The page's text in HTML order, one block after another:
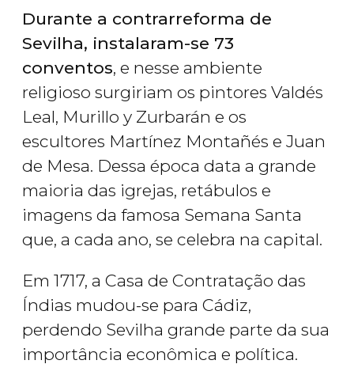
Durante a contrarreforma de
Sevilha, instalaram-se 73
conventos, e nesse ambiente
religioso surgiriam os pintores Valdés
Leal, Murillo y Zurbarán e os
escultores Martínez Montañés e Juan
de Mesa. Dessa época data a grande
maioria das igrejas, retábulos e
imagens da famosa Semana Santa
que, a cada ano, se celebra na capital.
Em 1717, a Casa de Contratação das
Índias mudou-se para Cádiz,
perdendo Sevilha grande parte da sua
importância econômica e política.